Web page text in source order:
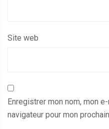
Site web
Enregistrer mon nom, mon
navigateur pour mon